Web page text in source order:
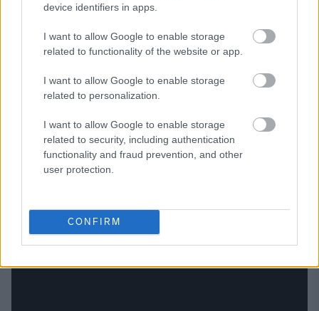
device identifiers in apps.
I want to allow Google to enable storage
related to functionality of the website or app.
I want to allow Google to enable storage
related to personalization.
I want to allow Google to enable storage
related to security, including authentication
functionality and fraud prevention, and other
user protection.
CONFIRM